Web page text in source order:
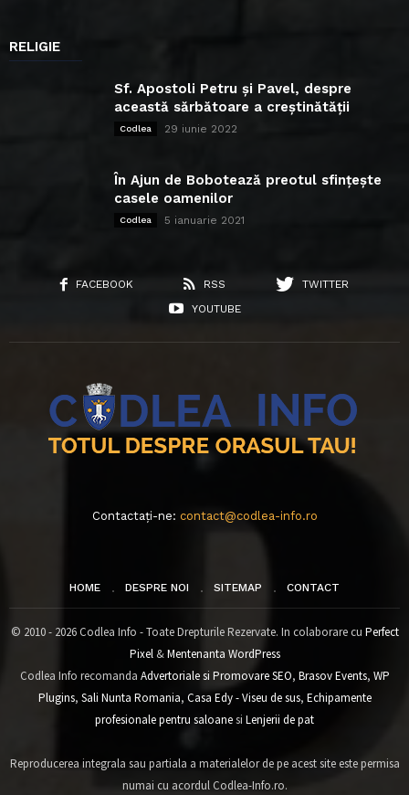
RELIGIE
Sf. Apostoli Petru și Pavel, despre
această sărbătoare a creștinătății
Codlea 29 iunie 2022
În Ajun de Bobotează preotul sfințește
casele oamenilor
Codlea 5 ianuarie 2021
FACEBOOK RSS
TWITTER
YOUTUBE
Contactați-ne: contact@codlea-info.ro
HOME DESPRE NOI SITEMAP CONTACT
© 2010 - 2026 Codlea Info - Toate Drepturile Rezervate. In colaborare cu Perfect
Pixel&Mentenanta WordPress
Codlea Info recomanda Advertoriale si Promovare SEO, Brasov Events, WP
Plugins, Sali Nunta Romania, Casa Edy - Viseu de sus, Echipamente
profesionale pentru saloanesi Lenjerii de pat
Reproducerea integrala sau partiala a materialelor de pe acest site este permisa
numai cu acordul Codlea-Info.ro.